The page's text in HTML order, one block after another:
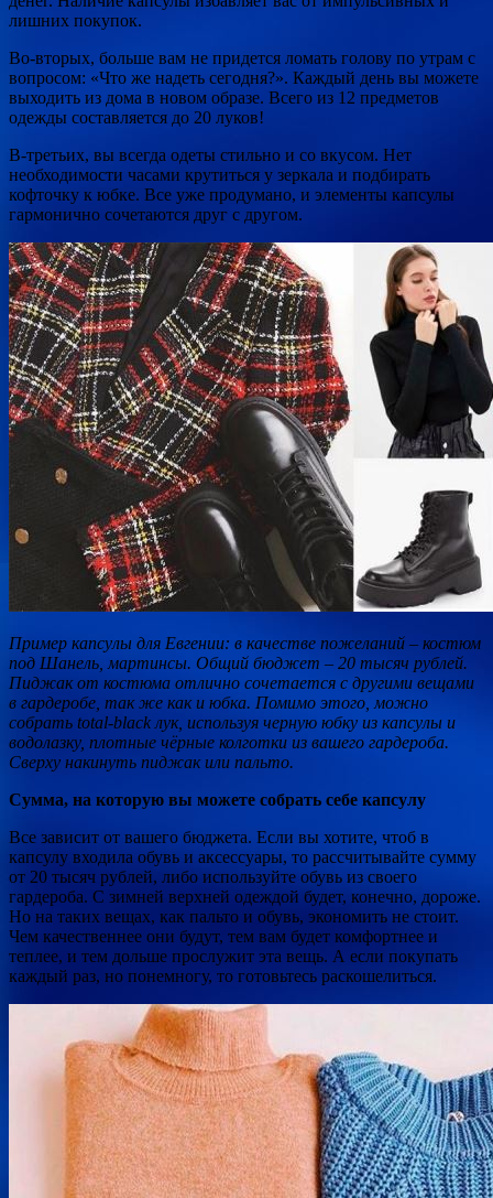
лишних покупок.
Во-вторых, больше вам не придется ломать голову по утрам с
вопросом: «Что же надеть сегодня?». Каждый день вы можете
выходить из дома в новом образе. Всего из 12 предметов
одежды составляется до 20 луков!
В-третьих, вы всегда одеты стильно и со вкусом. Нет
необходимости часами крутиться у зеркала и подбирать
кофточку к юбке. Все уже продумано, и элементы капсулы
гармонично сочетаются друг с другом.
Пример капсулы для Евгении: в качестве пожеланий – костюм
под Шанель, мартинсы. Общий бюджет – 20 тысяч рублей.
Пиджак от костюма отлично сочетается с другими вещами
в гардеробе, так же как и юбка. Помимо этого, можно
собрать total-black лук, используя черную юбку из капсулы и
водолазку, плотные чёрные колготки из вашего гардероба.
Сверху накинуть пиджак или пальто.
Сумма, на которую вы можете собрать себе капсулу
Все зависит от вашего бюджета. Если вы хотите, чтоб в
капсулу входила обувь и аксессуары, то рассчитывайте сумму
от 20 тысяч рублей, либо используйте обувь из своего
гардероба. С зимней верхней одеждой будет, конечно, дороже.
Но на таких вещах, как пальто и обувь, экономить не стоит.
Чем качественнее они будут, тем вам будет комфортнее и
теплее, и тем дольше прослужит эта вещь. А если покупать
каждый раз, но понемногу, то готовьтесь раскошелиться.